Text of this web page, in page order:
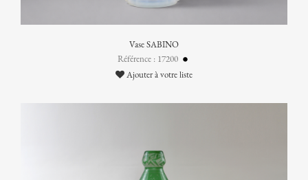
Vase SABINO
Référence : 17200
Ajouter à votre liste